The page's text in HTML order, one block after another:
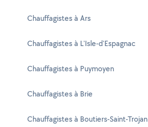
Chauffagistes à Ars
Chauffagistes à L'Isle-d'Espagnac
Chauffagistes à Puymoyen
Chauffagistes à Brie
Chauffagistes à Boutiers-Saint-Trojan